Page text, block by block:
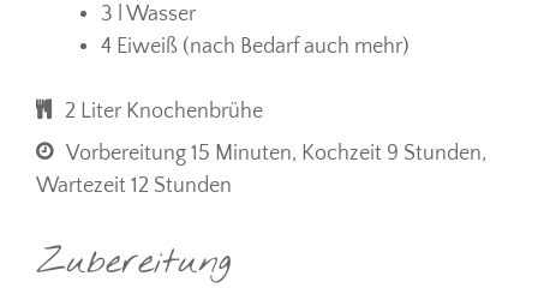
3 l Wasser
4 Eiweiß (nach Bedarf auch mehr)
2 Liter Knochenbrühe
Vorbereitung 15 Minuten, Kochzeit 9 Stunden,
Wartezeit 12 Stunden
Zubereitung